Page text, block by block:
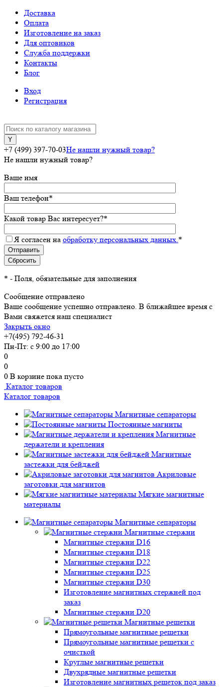
Доставка
Оплата
Изготовление на заказ
Для оптовиков
Служба поддержки
Контакты
Блог
Вход
Регистрация
+7 (499) 397-70-03Не нашли нужный товар?
Не нашли нужный товар?
Ваше имя
Ваш телефон*
Какой товар Вас интересует?*
Я согласен на обработку персональных данных.*
* - Поля, обязательные для заполнения
Сообщение отправлено
Ваше сообщение успешно отправлено. В ближайшее время с
Вами свяжется наш специалист
Закрыть окно
+7(495) 792-46-31
Пн-Пт: с 9:00 до 17:00
0
0
0 В корзине пока пусто
Каталог товаров
Каталог товаров
Магнитные сепараторы
Постоянные магниты
Магнитные
держатели и крепления
Магнитные
застежки для бейджей
Акриловые
заготовки для магнитов
Мягкие магнитные
материалы
Магнитные сепараторы
Магнитные стержни
Магнитные стержни D16
Магнитные стержни D18
Магнитные стержни D22
Магнитные стержни D25
Магнитные стержни D30
Изготовление магнитных стержней под
заказ
Магнитные стержни D20
Магнитные решетки
Прямоугольные магнитные решетки
Прямоугольные магнитные решетки с
очисткой
Круглые магнитные решетки
Двухрядные магнитные решетки
Изготовление магнитных решеток под заказ